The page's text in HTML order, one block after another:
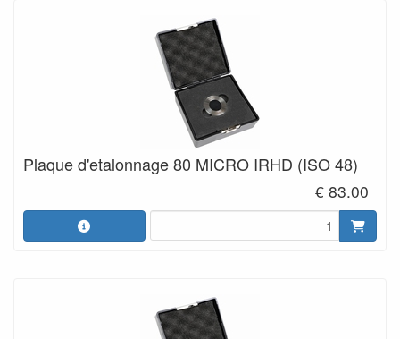
Plaque d'etalonnage 80 MICRO IRHD (ISO 48)
€ 83.00